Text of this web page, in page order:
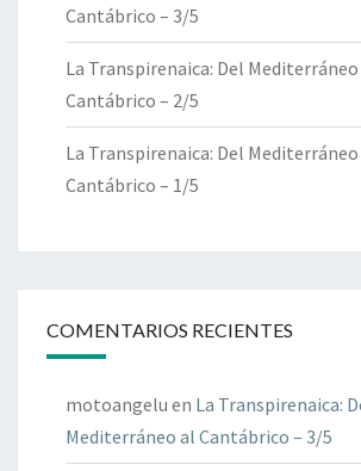
Cantábrico – 3/5
La Transpirenaica: Del
Cantábrico – 2/5
La Transpirenaica: Del
Cantábrico – 1/5
COMENTARIOS RECIENTES
motoangelu en La Transpirenaica:
Mediterráneo al Cantábrico – 3/5